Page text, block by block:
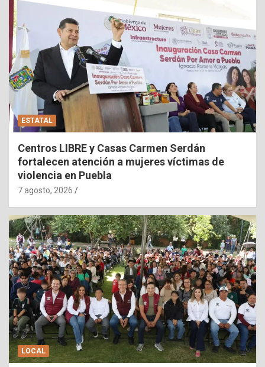
ESTATAL
Centros LIBRE y Casas Carmen Serdán
fortalecen atención a mujeres víctimas de
violencia en Puebla
7 agosto, 2026
LOCAL